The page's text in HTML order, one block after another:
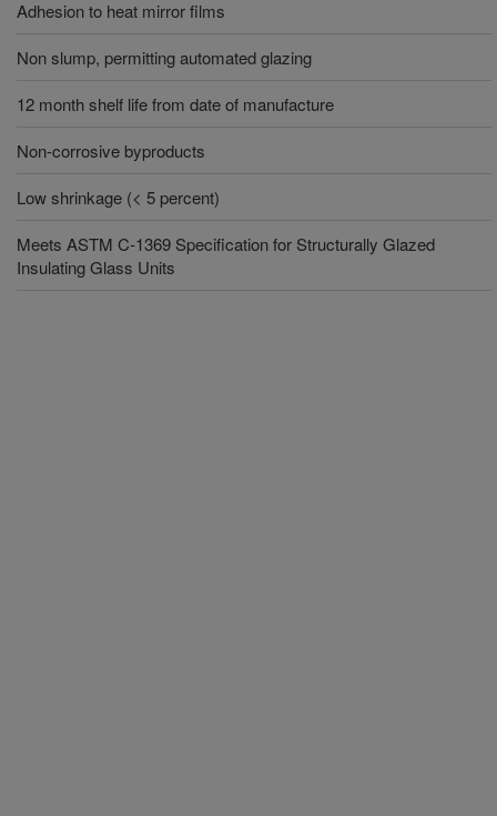
Adhesion to heat mirror films
Non slump, permitting automated glazing
12 month shelf life from date of manufacture
Non-corrosive byproducts
Low shrinkage (< 5 percent)
Meets ASTM C-1369 Specification for Structurally Glazed
Insulating Glass Units